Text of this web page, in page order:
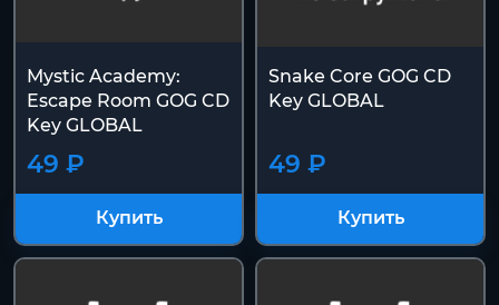
Mystic Academy:
Escape Room GOG CD
Key GLOBAL
49 ₽
Купить
Snake Core GOG CD
Key GLOBAL
49 ₽
Купить